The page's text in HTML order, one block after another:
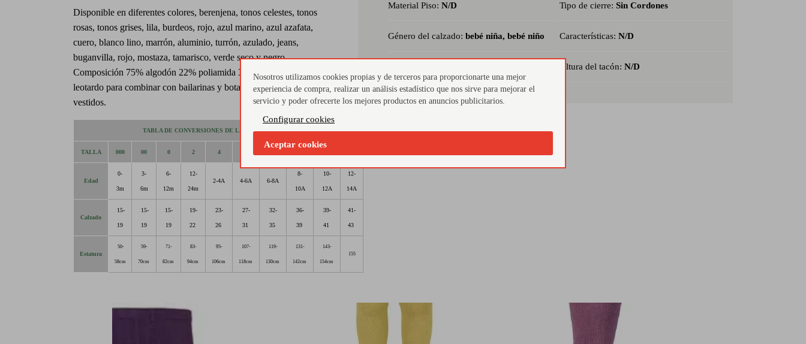
Material Piso: N/D Tipo de cierre: Sin Cordones
Género del calzado: bebé niña, bebé niño Características: N/D
Altura del tacón: N/D
Disponible en diferentes colores, berenjena, tonos celestes, tonos
rosas, tonos grises, lila, burdeos, rojo, azul marino, azul azafata,
cuero, blanco lino, marrón, aluminio, turrón, azulado, jeans,
buganvilla, rojo, mostaza, tamarisco, verde seco y negro.
Composición 75% algodón 22% poliamida 3% elastano lycra. Un
leotardo para combinar con bailarinas y botas este invierno para sus
vestidos.
TABLA DE CONVERSIONES DE LA MARCA CÓNDOR
TALLA 000 00 0 2 4
Edad
0-
3m
3-
6m
6-
12m
12-
24m
2-4A 4-6A 6-8A
8-
10A
10-
12A
12-
14A
Calzado
15-
19
15-
19
15-
19
19-
22
23-
26
27-
31
32-
35
36-
39
39-
41
41-
43
Estatura
50-
58cm
59-
70cm
71-
82cm
83-
94cm
95-
106cm
107-
118cm
119-
130cm
131-
142cm
143-
154cm
155
Nosotros utilizamos cookies propias y de terceros para proporcionarte una mejor
experiencia de compra, realizar un análisis estadístico que nos sirve para mejorar el
servicio y poder ofrecerte los mejores productos en anuncios publicitarios.
Configurar cookies
Aceptar cookies